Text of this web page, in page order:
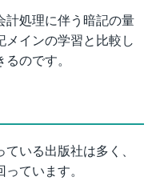
計処理に伴う暗記の量
インの学習と比較し
のです。
いる出版社は多く、
ています。